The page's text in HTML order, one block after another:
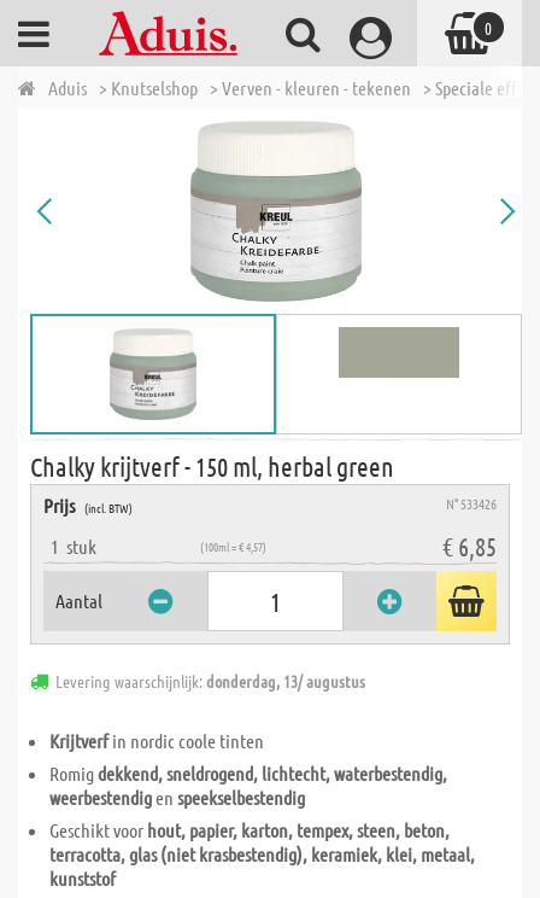
Aduis > Knutselshop > Verven - kleuren - tekenen > Speciale
Chalky krijtverf - 150 ml, herbal green
Prijs (incl. BTW) N° 533426
1 stuk (100ml = € 4,57) € 6,85
Aantal
Levering waarschijnlijk:donderdag, 13/ augustus
Krijtverfin nordic coole tinten
Romigdekkend, sneldrogend, lichtecht, waterbestendig,
weerbestendigen speekselbestendig
Geschikt voor hout, papier, karton, tempex, steen, beton,
terracotta, glas (niet krasbestendig), keramiek, klei, metaal,
kunststof
0